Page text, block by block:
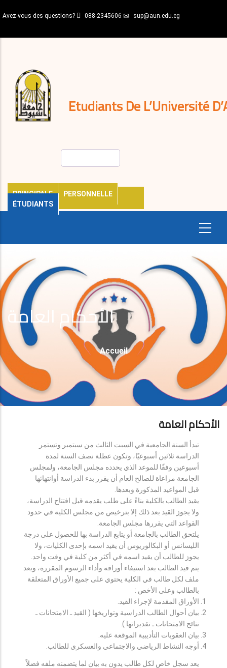
au
principal
Avez-vous des questions? 088-2345606 sup@aun.edu.eg
Etudiants De L’Université
PRINCIPALE
PERSONNELLE
ÉTUDIANTS
décisions
Expatriés
Journal
الأحكام العامة
Fil
D'Ariane
Accueil
الأحكام العامة
تبدأ السنة الجامعية في السبت الثالث من سبتمبر وتستمر
الدراسة ثلاثين أسبوعيًا، وتكون عطلة نصف السنة لمدة
أسبوعين وفقًا للموعد الذي يحدده مجلس الجامعة، ولمجلس
الجامعة مراعاة للصالح العام أن يقرر بدء الدراسة أوانتهائها
قبل المواعيد المذكورة وبعدها.
يقيد الطالب بالكلية بناءً على طلب يقدمه قبل افتتاح الدراسة،
ولا يجوز القيد بعد ذلك إلا بترخيص من مجلس الكلية في حدود
القواعد التي يقررها مجلس الجامعة.
يلتحق الطالب بالجامعة أو يتابع الدراسة بها للحصول على درجة
الليسانس أو البكالوريوس أن يقيد اسمه بإحدى الكليات، ولا
يجوز للطالب أن يقيد اسمه في أكثر من كلية في وقت واحد.
يتم قيد الطالب بعد استيفاء أوراقه وأداء الرسوم المقررة، ويعد
ملف لكل طالب في الكلية يحتوي على جميع الأوراق المتعلقة
بالطالب وعلى الأخص :
الأوراق المقدمة لإجراء القيد.
بيان أحوال الطالب الدراسية وتواريخها ( القيد ـ الامتحانات ـ
نتائح الامتحانات ـ تقديراتها ).
بيان العقوبات التأديبية الموقعة عليه.
أوجه النشاط الرياضي والاجتماعي والعسكري للطالب.
يعد سجل خاص لكل طالب يدون به بيان لما يتضمنه ملفه فضلاً